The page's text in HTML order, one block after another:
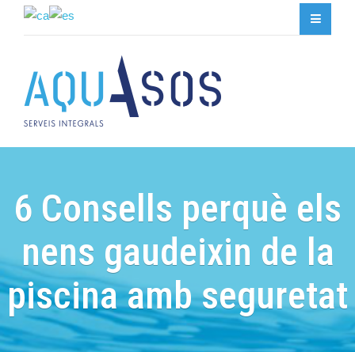
6 Consells perquè els
nens gaudeixin de la
piscina amb seguretat